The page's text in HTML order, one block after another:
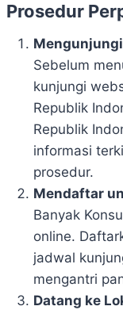
Prosedur
Sebelum
kunjungi
Republik
Republik
informasi
prosedur.
Mendaftar
Banyak
online.
jadwal
mengantri
Datang ke